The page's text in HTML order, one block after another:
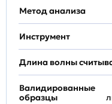
Метод анализа
Инструмент
Длина волны
Валидированные
образцы